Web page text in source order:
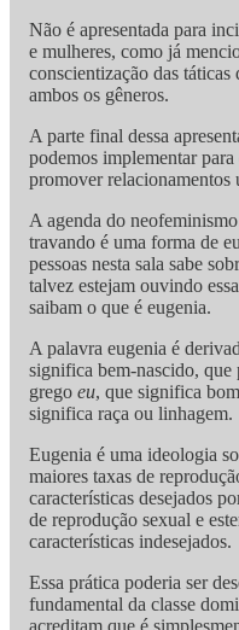
Não é apresentada para
e mulheres, como já
conscientização das
ambos os gêneros.
A parte final dessa
podemos implementar
promover relacionamentos
A agenda do
travando é uma forma de
pessoas nesta sala sabe
talvez estejam ouvindo
saibam o que é eugenia.
A palavra eugenia é
significa bem-nascido,
grego eu, que significa
significa raça ou linhagem.
Eugenia é uma ideologia
maiores taxas de
características desejados
de reprodução sexual e
características indesejados.
Essa prática poderia ser
fundamental da classe
acreditam que é